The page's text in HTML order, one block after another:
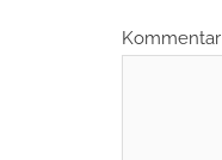
Kommentar